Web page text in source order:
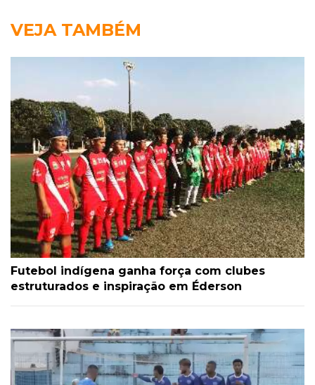
VEJA TAMBÉM
Futebol indígena ganha força com clubes
estruturados e inspiração em Éderson